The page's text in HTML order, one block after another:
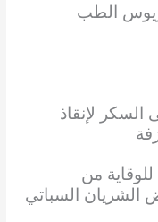
الطب
لإنقاذ
من
الشريان السباتي